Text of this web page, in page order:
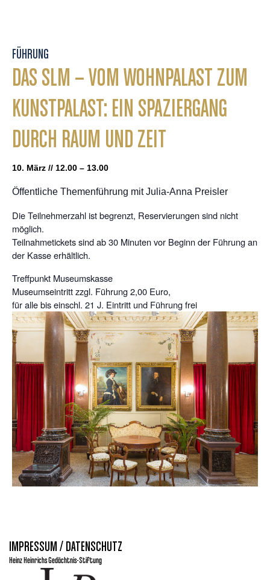
FÜHRUNG
DAS SLM – VOM WOHNPALAST ZUM
KUNSTPALAST: EIN SPAZIERGANG
DURCH RAUM UND ZEIT
10. März // 12.00 – 13.00
Öffentliche Themenführung mit Julia-Anna Preisler
Die Teilnehmerzahl ist begrenzt, Reservierungen sind nicht
möglich.
Teilnahmetickets sind ab 30 Minuten vor Beginn der Führung an
der Kasse erhältlich.
Treffpunkt Museumskasse
Museumseintritt zzgl. Führung 2,00 Euro,
für alle bis einschl. 21 J. Eintritt und Führung frei
IMPRESSUM / DATENSCHUTZ
Heinz Heinrichs Gedächtnis-Stiftung